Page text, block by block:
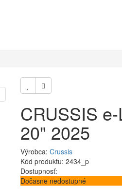
CRUSSIS
20" 2025
Výrobca: Crussis
Kód produktu: 2434_p
Dostupnosť:
Dočasne nedostupné